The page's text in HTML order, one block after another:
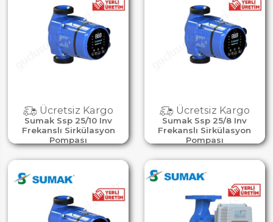
Sumak Ssp 25/10 Inv
Frekanslı Sirkülasyon
Pompası
Ücretsiz Kargo
Sumak Ssp 25/8 Inv
Frekanslı Sirkülasyon
Pompası
Ücretsiz Kargo